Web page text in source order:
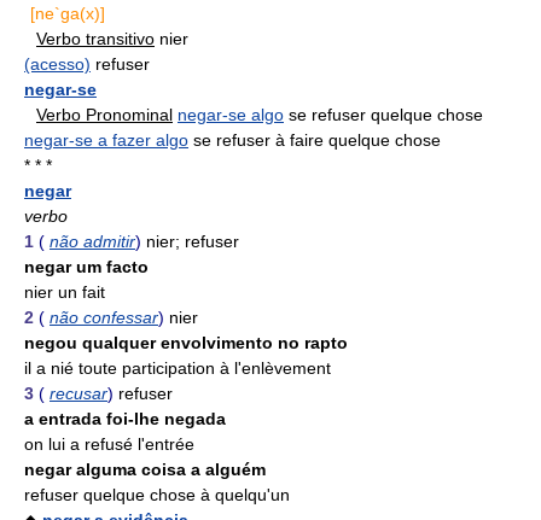
[ne`ga(x)]
Verbo transitivo nier
(acesso) refuser
negar-se
Verbo Pronominal negar-se algo se refuser quelque chose
negar-se a fazer algo se refuser à faire quelque chose
* * *
negar
verbo
1 ( não admitir) nier; refuser
negar um facto
nier un fait
2 ( não confessar) nier
negou qualquer envolvimento no rapto
il a nié toute participation à l'enlèvement
3 ( recusar) refuser
a entrada foi-lhe negada
on lui a refusé l'entrée
negar alguma coisa a alguém
refuser quelque chose à quelqu'un